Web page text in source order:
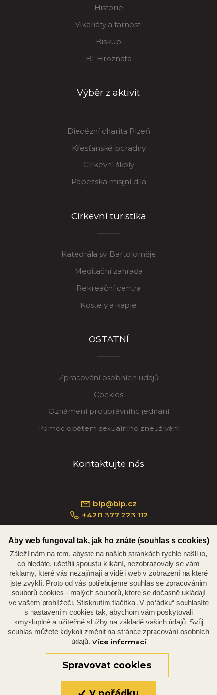
Historie
Vikariáty a farnosti
Biskup
Bl. Hroznata
Výběr z aktivit
Diecézní charita Plzeň
Křesťanské poradny
Církevní školy
Papežská misijní díla
Církevní turistika
Katedrála sv. Bartoloměje
Meditační zahrada
Rekreační centra
Kostely a kaple
OSTATNÍ
Zpracování osobních údajů
Cookies
Oznámení protiprávního jednání
Pomoc obětem sexuálního zneužívání
Kontaktujte nás
bip@bip.cz
+420 377 223 112
Náměstí Republiky 234/35, 301 00 Plzeň
© 2026 Oficiální stránky Plzeňské diecéze
Aby web fungoval tak, jak ho znáte (souhlas s cookies)
Záleží nám na tom, abyste na našich stránkách rychle našli to,
co hledáte, ušetřili spoustu klikání, nezobrazovaly se vám
reklamy, které vás nezajímají a viděli web v zobrazení na které
jste zvyklí. Proto od vás potřebujeme souhlas se zpracováním
souborů cookies - malých souborů, které se dočasně ukládají
ve vašem prohlížeči. Stisknutím tlačítka „V pořádku“ souhlasíte
s nastavením cookies tak, abychom vám poskytovali
smysluplné a užitečné služby na základě vašich údajů. Svůj
souhlas můžete kdykoli změnit na stránce zpracování osobních
údajů. Více informací
Spravovat cookies
V pořádku